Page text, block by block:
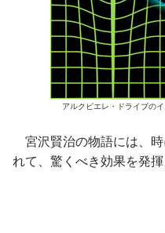
アルクビエレ・ドライブの
宮沢賢治の物語には、時
れて、驚くべき効果を発揮